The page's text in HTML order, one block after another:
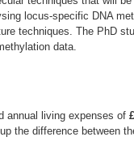
locus-specific DNA
techniques. The PhD
data.
annual living expenses of
the difference between